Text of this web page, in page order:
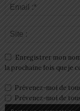
Enregistrer mon
la prochaine fois que je
Prévenez-moi de
Prévenez-moi de